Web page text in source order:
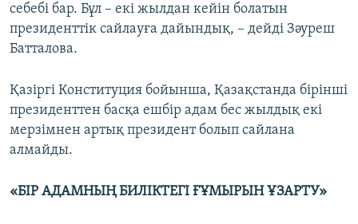
себебі бар. Бұл – екі жылдан кейін болатын
президенттік сайлауға дайындық, – дейді Зәуреш
Батталова.
Қазіргі Конституция бойынша, Қазақстанда бірінші
президенттен басқа ешбір адам бес жылдық екі
мерзімнен артық президент болып сайлана
алмайды.
«БІР АДАМНЫҢ БИЛІКТЕГІ ҒҰМЫРЫН ҰЗАРТУ»